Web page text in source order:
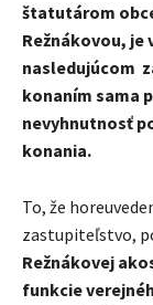
štatutárom
Režnákovou, je
nasledujúcom
konaním sama
nevyhnutnosť
konania.
To, že
zastupiteľstvo,
Režnákovej
funkcie